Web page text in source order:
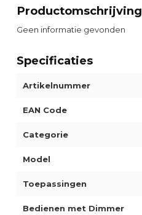
Productomschrijving
Geen informatie gevonden
Specificaties
Artikelnummer
EAN Code
Categorie
Model
Toepassingen
Bedienen met Dimmer